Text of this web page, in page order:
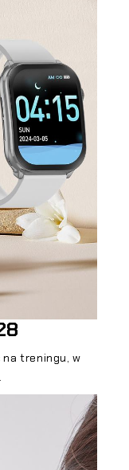
treningu, w